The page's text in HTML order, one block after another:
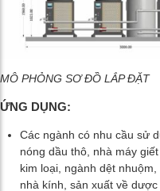
MÔ PHỎNG SƠ ĐỒ LẮP ĐẶT
ỨNG DỤNG:
Các ngành có nhu cầu sử
nóng dầu thô, nhà máy
kim loại, ngành dệt
nhà kính, sản xuất về dược